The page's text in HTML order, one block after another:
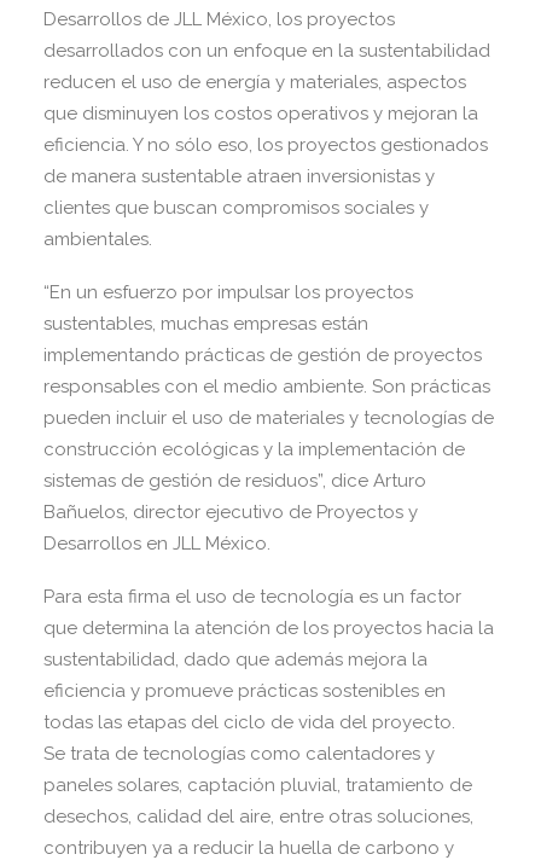
Desarrollos de JLL México, los proyectos
desarrollados con un enfoque en la sustentabilidad
reducen el uso de energía y materiales, aspectos
que disminuyen los costos operativos y mejoran la
eficiencia. Y no sólo eso, los proyectos gestionados
de manera sustentable atraen inversionistas y
clientes que buscan compromisos sociales y
ambientales.
“En un esfuerzo por impulsar los proyectos
sustentables, muchas empresas están
implementando prácticas de gestión de proyectos
responsables con el medio ambiente. Son prácticas
pueden incluir el uso de materiales y tecnologías de
construcción ecológicas y la implementación de
sistemas de gestión de residuos”, dice Arturo
Bañuelos, director ejecutivo de Proyectos y
Desarrollos en JLL México.
Para esta firma el uso de tecnología es un factor
que determina la atención de los proyectos hacia la
sustentabilidad, dado que además mejora la
eficiencia y promueve prácticas sostenibles en
todas las etapas del ciclo de vida del proyecto.
Se trata de tecnologías como calentadores y
paneles solares, captación pluvial, tratamiento de
desechos, calidad del aire, entre otras soluciones,
contribuyen ya a reducir la huella de carbono y